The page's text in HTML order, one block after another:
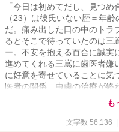
「今日は初めてだし、見つ
（23）は彼氏いない歴＝年
だ。痛み出した口の中のトラ
るとそこで待っていたのは三
ー。不安を抱える百合に誠実
進めてくれる三嶌に歯医者嫌
に好意を寄せていることに気
医者の関係、虫歯の治療が終
終わるはず？！ドキドキが止
ディラブストーリー☆ 本編→
たりのはじめての×××～と
も
文字数 56,136